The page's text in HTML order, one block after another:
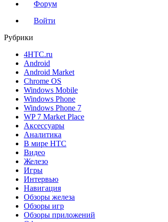
Форум
Войти
Рубрики
4HTC.ru
Android
Android Market
Chrome OS
Windows Mobile
Windows Phone
Windows Phone 7
WP 7 Market Place
Аксессуары
Аналитика
В мире HTC
Видео
Железо
Игры
Интервью
Навигация
Обзоры железа
Обзоры игр
Обзоры приложений